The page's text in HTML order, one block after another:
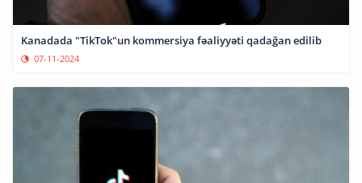
Kanadada "TikTok"un kommersiya fəaliyyəti qadağan edilib
07-11-2024